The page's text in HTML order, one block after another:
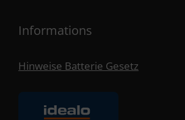
Informations
Hinweise Batterie Gesetz